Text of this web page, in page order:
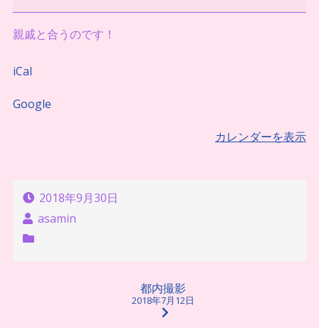
親戚と合うのです！
iCal
Google
カレンダーを表示
2018年9月30日
asamin
都内撮影
2018年7月12日